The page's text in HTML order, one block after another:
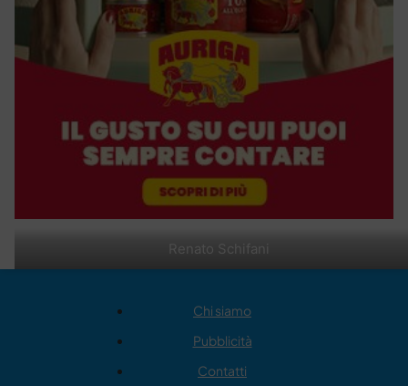
Renato Schifani
Chi siamo
Pubblicità
Contatti